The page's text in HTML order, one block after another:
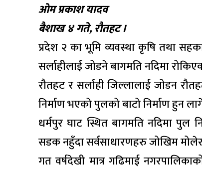
ओम प्रकाश यादव
बैशाख ४ गते, रौतहट ।
प्रदेश २ का भूमि व्यवस्था कृषि तथा
सर्लाहीलाई जोडने बागमति नदिमा
रौतहट र सर्लाही जिल्लालाई जोडन
निर्माण भएको पुलको बाटो निर्माण हुन
धर्मपुर घाट स्थित बागमति नदिमा पुल
सडक नहुँदा सर्वसाधारणहरु जोखिम मोलेर
गत वर्षदेखी मात्र गढिमाई